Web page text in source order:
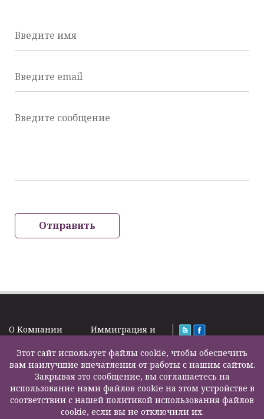
Введите имя
Введите email
Введите сообщение
Отправить
O Kомпании
Подписка на
новости
Задать вопрос
Карта сайта
Контакты
Иммиграция и
Налоги и пенсии
Бизнес услуги
Недвижимость
Образование
Страхование
жизни
2000 – 2026©
F200500002
Этот сайт использует файлы cookie, чтобы обеспечить
вам наилучшие впечатления от работы с нашим сайтом.
Закрывая это сообщение, вы соглашаетесь на
использование нами файлов cookie на этом устройстве в
соответствии с нашей политикой использования файлов
cookie, если вы не отключили их.